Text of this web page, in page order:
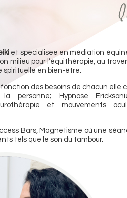
et spécialisée en médiation
milieu pour l’équithérapie, au
en bien-être.
des besoins de chacun elle
Hypnose
et mouvements
Bars, Magnetisme où une
tels que le son du tambour.